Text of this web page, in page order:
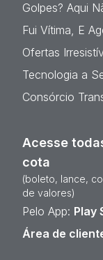
Golpes? Aqui
Fui Vítima, E
Ofertas
Tecnologia a
Consórcio
Acesse
cota
(boleto, lance,
de valores)
Pelo App: Play
Área de